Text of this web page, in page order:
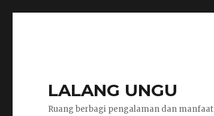
LALANG UNGU
Ruang berbagi pengalaman dan manfaat